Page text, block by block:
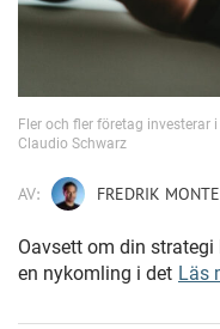
Fler och fler företag investerar
Claudio Schwarz
AV: FREDRIK
Oavsett om din
en nykomling i det Läs